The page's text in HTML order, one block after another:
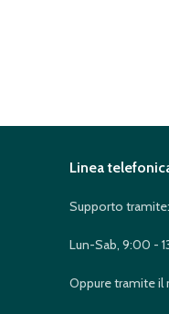
Linea
Supporto tramite:
Lun-Sab, 9:00 -
Oppure tramite il